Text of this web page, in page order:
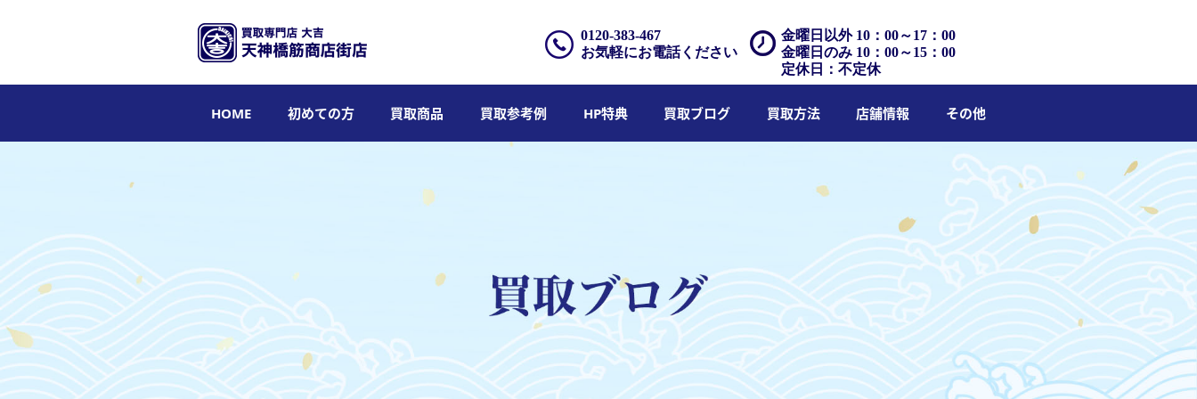
金曜日以外 10：00～17：00
金曜日のみ 10：00～15：00
定休日：不定休
0120-383-467
お気軽にお電話ください
HOME 初めての方 買取商品 買取参考例 HP特典 買取ブログ 買取方法 店舗情報 その他